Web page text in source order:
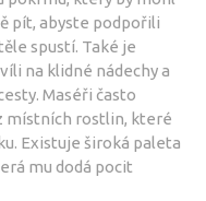
pít, abyste podpořili
spustí. Také je
na klidné nádechy a
Maséři často
místních rostlin, které
Existuje široká paleta
mu dodá pocit